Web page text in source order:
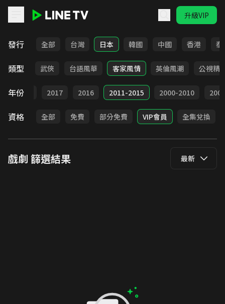
升級VIP
發行 全部 台灣 日本 韓國 中國 香港 泰
類型
時代 武俠 台語風華 客家風情 英倫風潮 公視精
年份
2018 2017 2016 2011-2015 2000-2010
資格 全部 免費 部分免費 VIP會員 全集兌換
戲劇 篩選結果 最新